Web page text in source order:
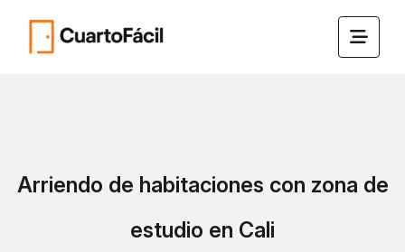
Arriendo de habitaciones con zona de
estudio en Cali